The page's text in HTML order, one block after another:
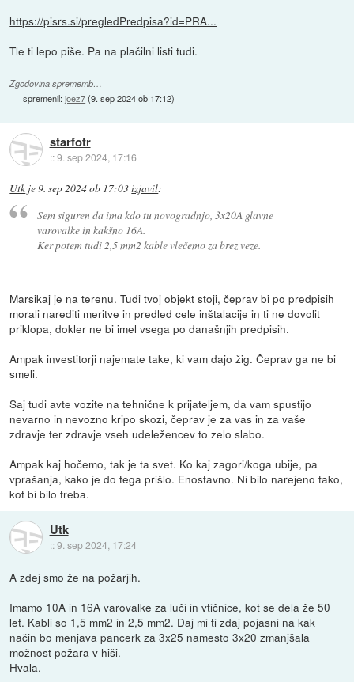
https://pisrs.si/pregledPredpisa?id=PRA...
Tle ti lepo piše. Pa na plačilni listi tudi.
Zgodovina sprememb…
spremenil:joez7(9. sep 2024 ob 17:12)
starfotr
::9. sep 2024, 17:16
Utk je9. sep 2024 ob 17:03izjavil:
Sem siguren da ima kdo tu novogradnjo, 3x20A glavne
varovalke in kakšno 16A.
Ker potem tudi 2,5 mm2 kable vlečemo za brez veze.
Marsikaj je na terenu. Tudi tvoj objekt stoji, čeprav bi po predpisih
morali narediti meritve in predled cele inštalacije in ti ne dovolit
priklopa, dokler ne bi imel vsega po današnjih predpisih.
Ampak investitorji najemate take, ki vam dajo žig. Čeprav ga ne bi
smeli.
Saj tudi avte vozite na tehnične k prijateljem, da vam spustijo
nevarno in nevozno kripo skozi, čeprav je za vas in za vaše
zdravje ter zdravje vseh udeležencev to zelo slabo.
Ampak kaj hočemo, tak je ta svet. Ko kaj zagori/koga ubije, pa
vprašanja, kako je do tega prišlo. Enostavno. Ni bilo narejeno tako,
kot bi bilo treba.
Utk
::9. sep 2024, 17:24
A zdej smo že na požarjih.
Imamo 10A in 16A varovalke za luči in vtičnice, kot se dela že 50
let. Kabli so 1,5 mm2 in 2,5 mm2. Daj mi ti zdaj pojasni na kak
način bo menjava pancerk za 3x25 namesto 3x20 zmanjšala
možnost požara v hiši.
Hvala.